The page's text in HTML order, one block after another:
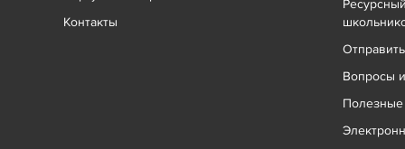
Контакты
Вопросы
Полезные